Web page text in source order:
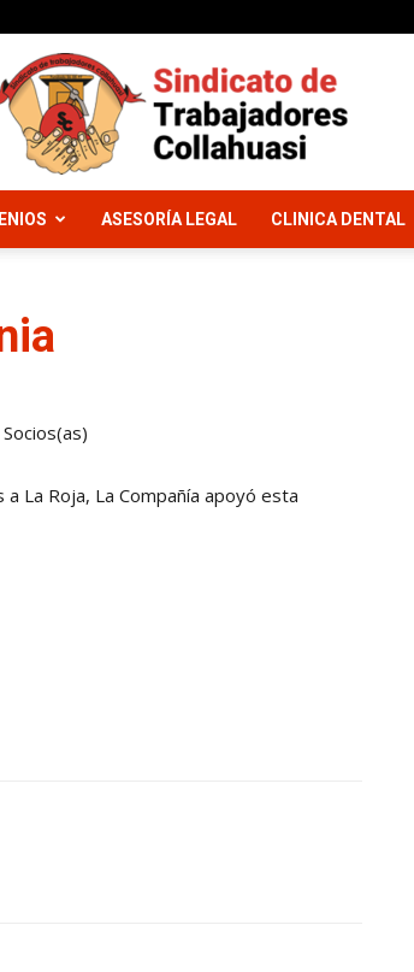
Sindicato
ASESORÍA LEGAL CLINICA DENTAL
La Roja, La Compañía apoyó esta